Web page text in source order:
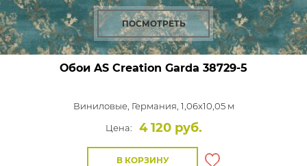
ПОСМОТРЕТЬ
Обои AS Creation Garda 38729-5
Виниловые, Германия, 1,06x10,05 м
Цена:
4 120 руб.
В КОРЗИНУ